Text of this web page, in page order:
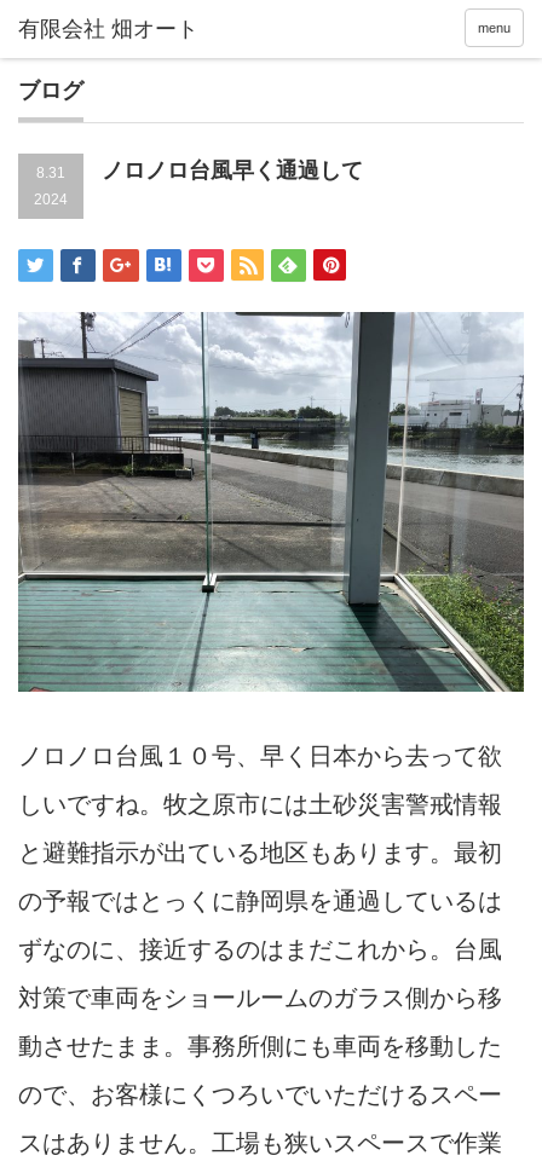
menu
ブログ
8.31
2024
ノロノロ台風早く通過して
ノロノロ台風１０号、早く日本から去って欲
しいですね。牧之原市には土砂災害警戒情報
と避難指示が出ている地区もあります。最初
の予報ではとっくに静岡県を通過しているは
ずなのに、接近するのはまだこれから。台風
対策で車両をショールームのガラス側から移
動させたまま。事務所側にも車両を移動した
ので、お客様にくつろいでいただけるスペー
スはありません。工場も狭いスペースで作業